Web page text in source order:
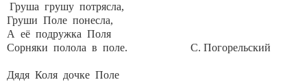
Груша грушу потрясла,
Груши Поле понесла,
А её подружка Поля
Сорняки полола в поле. С. Погорельский
Дядя Коля дочке Поле